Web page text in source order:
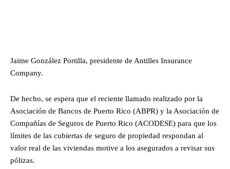
Jaime González Portilla, presidente de Antilles Insurance
Company.
De hecho, se espera que el reciente llamado realizado por la
Asociación de Bancos de Puerto Rico (ABPR) y la Asociación de
Compañías de Seguros de Puerto Rico (ACODESE) para que los
límites de las cubiertas de seguro de propiedad respondan al
valor real de las viviendas motive a los asegurados a revisar sus
pólizas.